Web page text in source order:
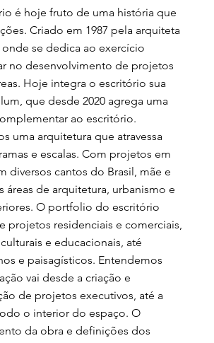
é hoje fruto de uma história que
Criado em 1987 pela arquiteta
se dedica ao exercício
no desenvolvimento de projetos
Hoje integra o escritório sua
que desde 2020 agrega uma
ao escritório.
uma arquitetura que atravessa
e escalas. Com projetos em
diversos cantos do Brasil, mãe e
áreas de arquitetura, urbanismo e
O portfolio do escritório
projetos residenciais e comerciais,
e educacionais, até
e paisagísticos. Entendemos
vai desde a criação e
de projetos executivos, até a
o interior do espaço. O
da obra e definições dos